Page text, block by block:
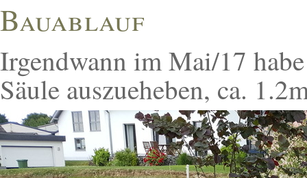
Bauablauf
Irgendwann im Mai/17
Säule auszueheben, ca.